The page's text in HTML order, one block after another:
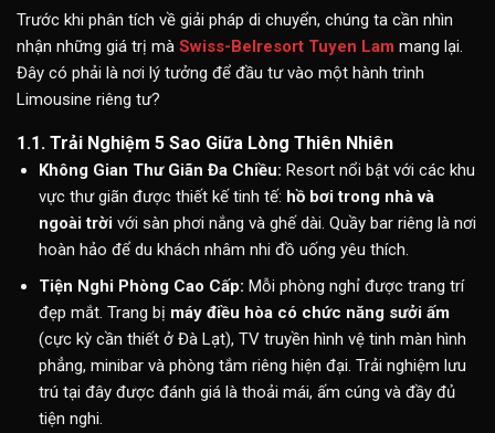
Trước khi phân tích về giải pháp di chuyển, chúng ta cần nhìn
nhận những giá trị mà Swiss-Belresort Tuyen Lam mang lại.
Đây có phải là nơi lý tưởng để đầu tư vào một hành trình
Limousine riêng tư?
1.1. Trải Nghiệm 5 Sao Giữa Lòng Thiên Nhiên
Không Gian Thư Giãn Đa Chiều: Resort nổi bật với các khu
vực thư giãn được thiết kế tinh tế: hồ bơi trong nhà và
ngoài trờivới sàn phơi nắng và ghế dài. Quầy bar riêng là nơi
hoàn hảo để du khách nhâm nhi đồ uống yêu thích.
Tiện Nghi Phòng Cao Cấp: Mỗi phòng nghỉ được trang trí
đẹp mắt. Trang bị máy điều hòa có chức năng sưởi ấm
(cực kỳ cần thiết ở Đà Lạt), TV truyền hình vệ tinh màn hình
phẳng, minibar và phòng tắm riêng hiện đại. Trải nghiệm lưu
trú tại đây được đánh giá là thoải mái, ấm cúng và đầy đủ
tiện nghi.